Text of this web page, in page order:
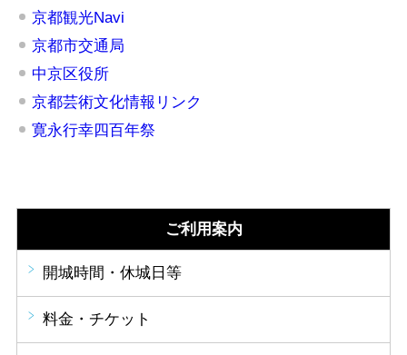
京都観光Navi
京都市交通局
中京区役所
京都芸術文化情報リンク
寛永行幸四百年祭
ご利用案内
開城時間・休城日等
料金・チケット